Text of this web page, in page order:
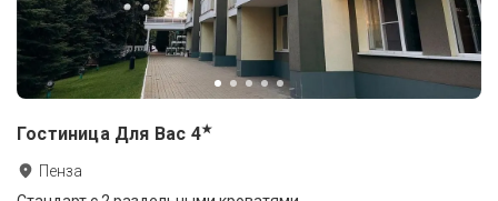
Гостиница Для Вас 4★
Пенза